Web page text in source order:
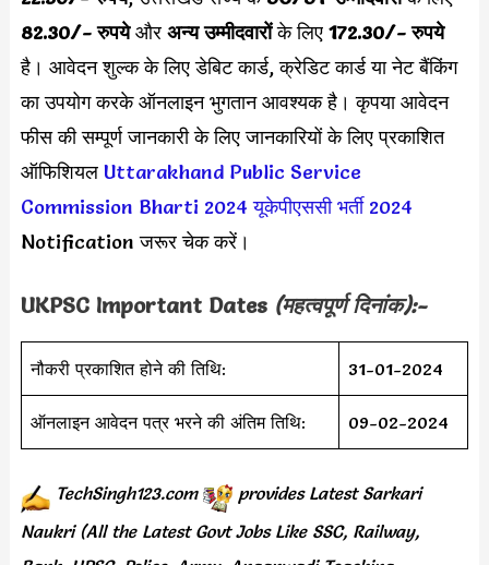
82.30/- रुपयेऔर अन्य उम्मीदवारोंके लिए172.30/- रुपये
है। आवेदन शुल्क के लिए डेबिट कार्ड, क्रेडिट कार्ड या नेट बैंकिंग
का उपयोग करके ऑनलाइन भुगतान आवश्यक है। कृपया आवेदन
फीस की सम्पूर्ण जानकारी के लिए जानकारियों के लिए प्रकाशित
ऑफिशियल Uttarakhand Public Service
Commission Bharti 2024 यूकेपीएससी भर्ती 2024
Notification जरूर चेक करें।
UKPSC Important Dates (महत्वपूर्ण दिनांक):-
नौकरी प्रकाशित होने की तिथि: 31-01-2024
ऑनलाइन आवेदन पत्र भरने की अंतिम तिथि: 09-02-2024
TechSingh123.com provides Latest Sarkari
Naukri (All the Latest Govt Jobs Like SSC, Railway,